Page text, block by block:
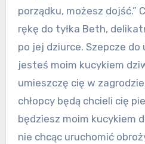
porządku, możesz dojść.”
rękę do tyłka Beth,
po jej dziurce. Szepcze do
jesteś moim kucykiem
umieszczę cię w
chłopcy będą chcieli cię
będziesz moim kucykiem
nie chcąc uruchomić